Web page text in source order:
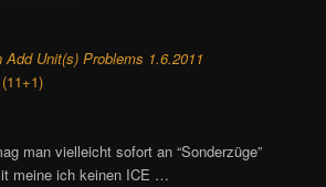
Unit(s) Problems 1.6.2011
man vielleicht sofort an “Sonderzüge”
meine ich keinen ICE …